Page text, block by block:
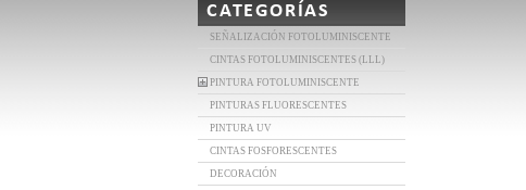
CATEGORÍAS
SEÑALIZACIÓN FOTOLUMINISCENTE
CINTAS FOTOLUMINISCENTES (LLL)
PINTURA FOTOLUMINISCENTE
PINTURAS FLUORESCENTES
PINTURA UV
CINTAS FOSFORESCENTES
DECORACIÓN